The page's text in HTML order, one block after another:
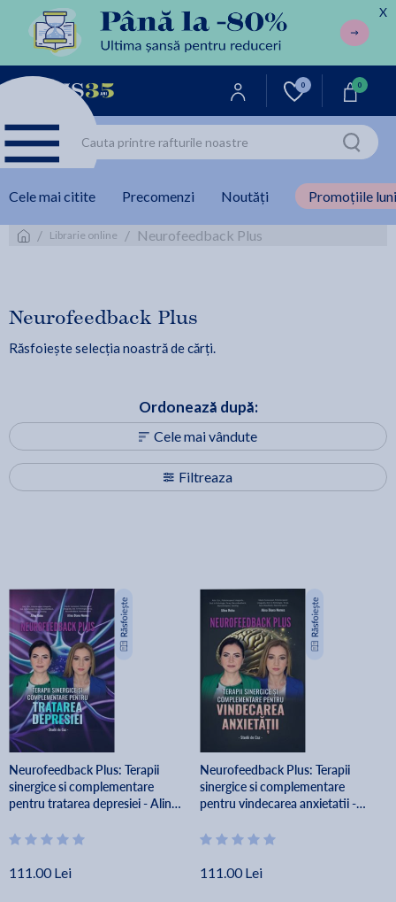
X
0 0
Cele mai citite Precomenzi Noutăți Promoțiile
/ Librarie online / Neurofeedback Plus
Neurofeedback Plus
Răsfoiește selecția noastră de cărți.
Filtreaza
Ordonează după:
Cele mai vândute
Neurofeedback Plus: Terapii
sinergice si complementare
pentru tratarea depresiei - Alina
111.00 Lei
Neurofeedback Plus: Terapii
sinergice si complementare
pentru vindecarea anxietatii -
111.00 Lei